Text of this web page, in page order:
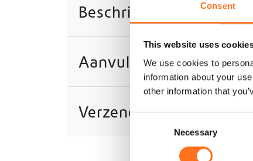
Consent
This website uses
We use cookies to
information about your
other information that
C
Necessary
Beschrijving
Aanvullende informatie
Verzending